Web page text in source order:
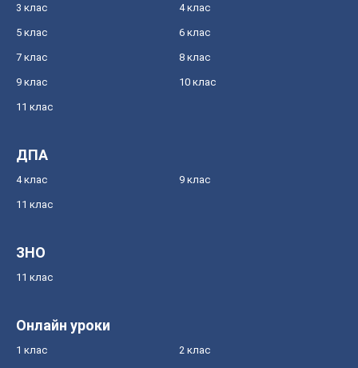
3 клас 4 клас
5 клас 6 клас
7 клас 8 клас
9 клас 10 клас
11 клас
ДПА
4 клас 9 клас
11 клас
ЗНО
11 клас
Онлайн уроки
1 клас 2 клас